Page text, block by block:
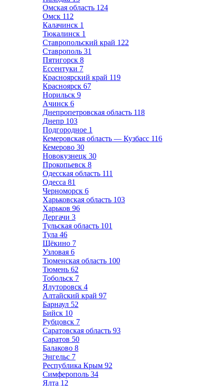
Омская область 124
Омск 112
Калачинск 1
Тюкалинск 1
Ставропольский край 122
Ставрополь 31
Пятигорск 8
Ессентуки 7
Красноярский край 119
Красноярск 67
Норильск 9
Ачинск 6
Днепропетровская область 118
Днепр 103
Подгородное 1
Кемеровская область — Кузбасс 116
Кемерово 30
Новокузнецк 30
Прокопьевск 8
Одесская область 111
Одесса 81
Черноморск 6
Харьковская область 103
Харьков 96
Дергачи 3
Тульская область 101
Тула 46
Щёкино 7
Узловая 6
Тюменская область 100
Тюмень 62
Тобольск 7
Ялуторовск 4
Алтайский край 97
Барнаул 52
Бийск 10
Рубцовск 7
Саратовская область 93
Саратов 50
Балаково 8
Энгельс 7
Республика Крым 92
Симферополь 34
Ялта 12